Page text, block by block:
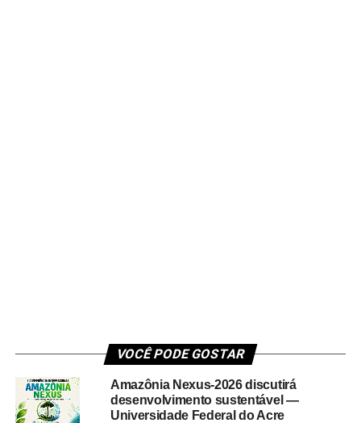
VOCÊ PODE GOSTAR
Amazônia Nexus-2026 discutirá
desenvolvimento sustentável —
Universidade Federal do Acre